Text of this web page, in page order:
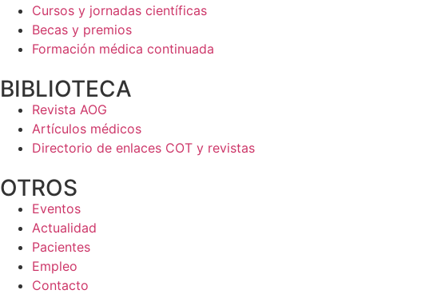
Cursos y jornadas científicas
Becas y premios
Formación médica continuada
BIBLIOTECA
Revista AOG
Artículos médicos
Directorio de enlaces COT y revistas
OTROS
Eventos
Actualidad
Pacientes
Empleo
Contacto